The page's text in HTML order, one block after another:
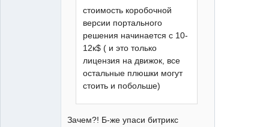
стоимость коробочной
версии портального
решения начинается с 10-
12к$ ( и это только
лицензия на движок, все
остальные плюшки могут
стоить и побольше)
Зачем?! Б-же упаси битрикс